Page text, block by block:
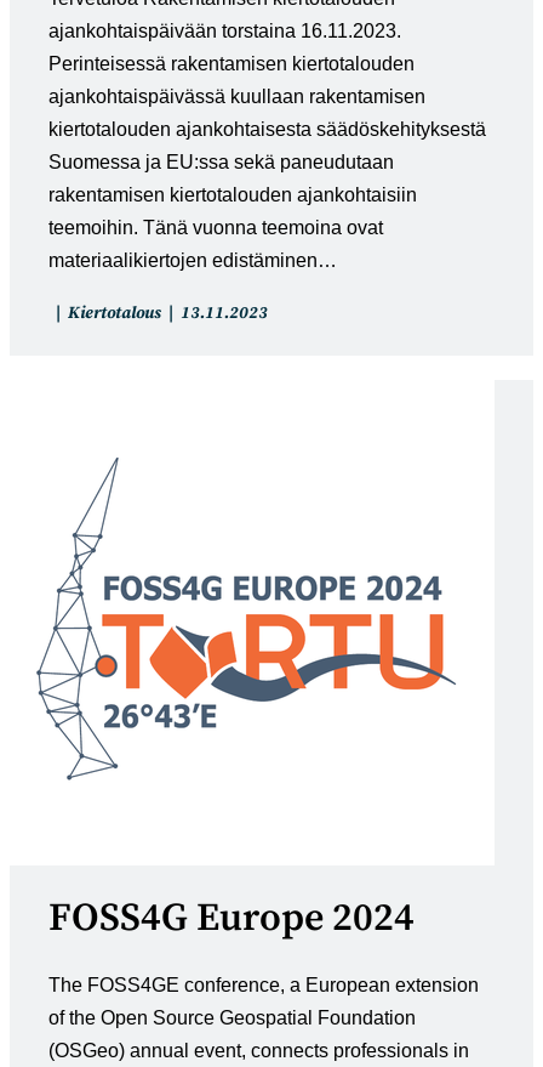
ajankohtaispäivään torstaina 16.11.2023.
Perinteisessä rakentamisen kiertotalouden
ajankohtaispäivässä kuullaan rakentamisen
kiertotalouden ajankohtaisesta säädöskehityksestä
Suomessa ja EU:ssa sekä paneudutaan
rakentamisen kiertotalouden ajankohtaisiin
teemoihin. Tänä vuonna teemoina ovat
materiaalikiertojen edistäminen…
Artikkelin
Kiertotalous
Artikkeli
13.11.2023
FOSS4G Europe 2024
The FOSS4GE conference, a European extension
of the Open Source Geospatial Foundation
(OSGeo) annual event, connects professionals in